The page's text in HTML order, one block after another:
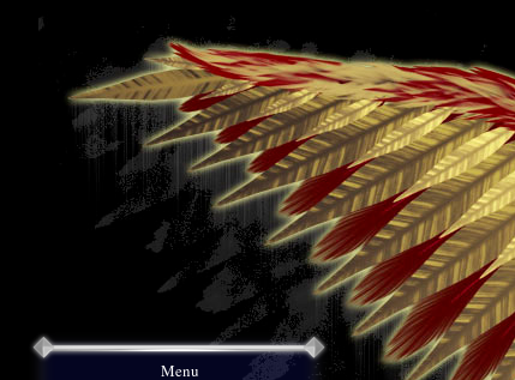
Menu